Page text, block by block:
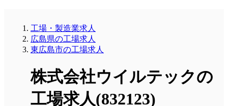
工場・製造業求人
広島県の工場求人
東広島市の工場求人
株式会社ウイルテックの
工場求人(832123)